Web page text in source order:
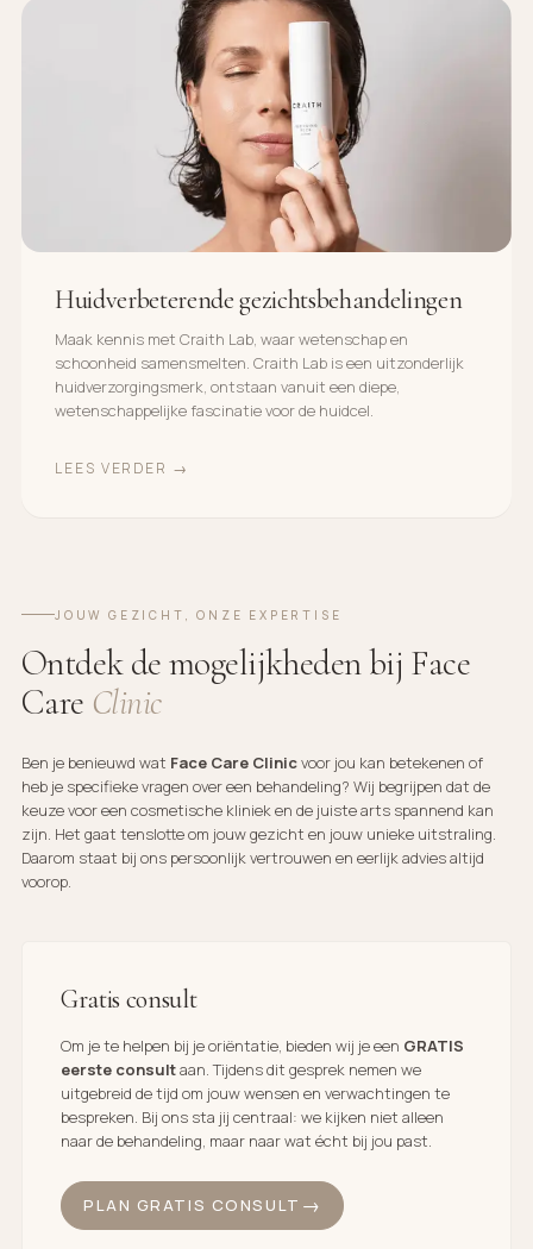
Huidverbeterende gezichtsbehandelingen
Maak kennis met Craith Lab, waar wetenschap en
schoonheid samensmelten. Craith Lab is een uitzonderlijk
huidverzorgingsmerk, ontstaan vanuit een diepe,
wetenschappelijke fascinatie voor de huidcel.
LEES VERDER →
JOUW GEZICHT, ONZE EXPERTISE
Ontdek de mogelijkheden bij Face
Care Clinic
Ben je benieuwd wat Face Care Clinicvoor jou kan betekenen of
heb je specifieke vragen over een behandeling? Wij begrijpen dat de
keuze voor een cosmetische kliniek en de juiste arts spannend kan
zijn. Het gaat tenslotte om jouw gezicht en jouw unieke uitstraling.
Daarom staat bij ons persoonlijk vertrouwen en eerlijk advies altijd
voorop.
Gratis consult
Om je te helpen bij je oriëntatie, bieden wij je een GRATIS
eerste consultaan. Tijdens dit gesprek nemen we
uitgebreid de tijd om jouw wensen en verwachtingen te
bespreken. Bij ons sta jij centraal: we kijken niet alleen
naar de behandeling, maar naar wat écht bij jou past.
PLAN GRATIS CONSULT